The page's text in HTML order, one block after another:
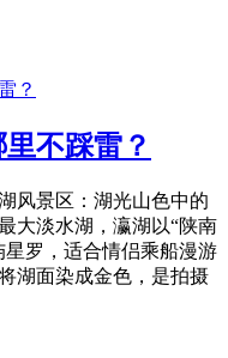
不踩雷？
风景区：湖光山色中的
大淡水湖，瀛湖以“陕南
罗，适合情侣乘船漫游
湖面染成金色，是拍摄